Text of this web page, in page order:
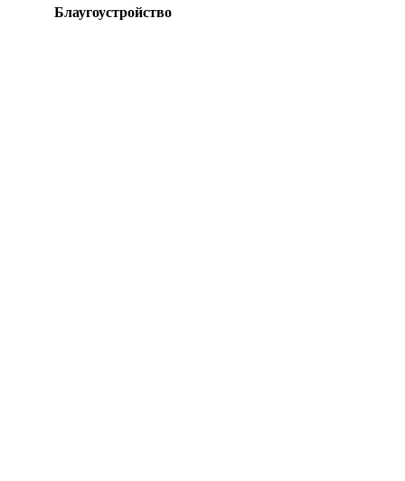
Блаугоустройство